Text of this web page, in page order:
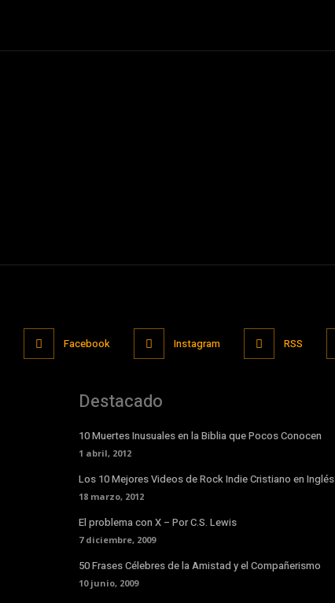
Facebook Instagram RSS
Destacado
10 Muertes Inusuales en la Biblia que Pocos Conocen
1 abril, 2012
Los 10 Mejores Videos de Rock Indie Cristiano en Inglés
18 marzo, 2012
El problema con X – Por C.S. Lewis
7 diciembre, 2009
50 Frases Célebres de la Amistad y el Compañerismo
10 junio, 2009